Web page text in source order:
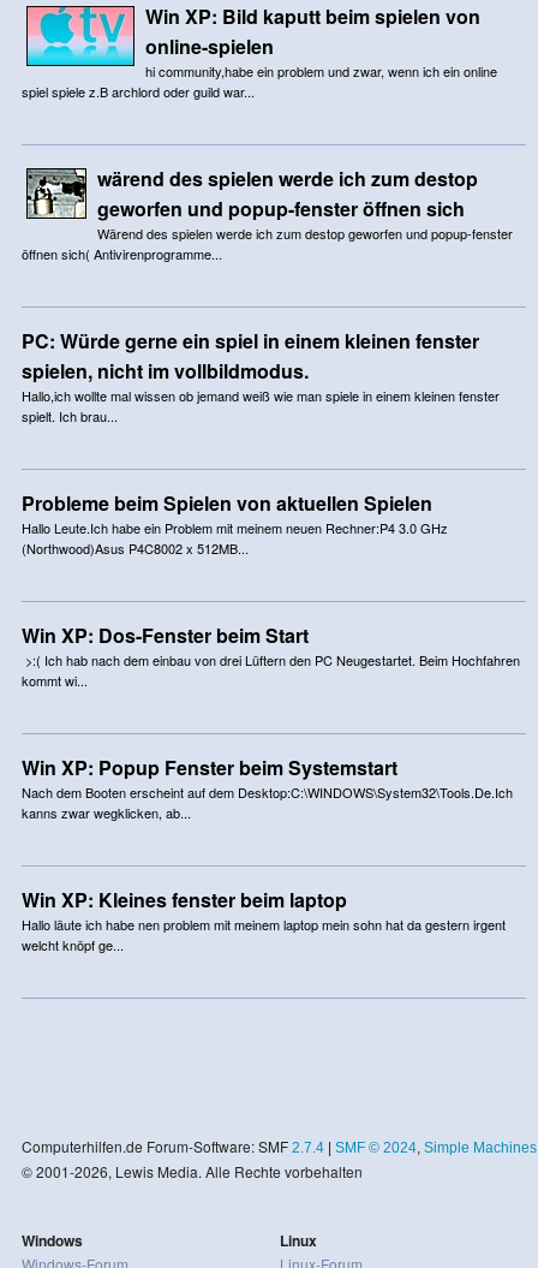
Win XP: Bild kaputt beim spielen von
online-spielen
hi community,habe ein problem und zwar, wenn ich ein online
spiel spiele z.B archlord oder guild war...
wärend des spielen werde ich zum destop
geworfen und popup-fenster öffnen sich
Wärend des spielen werde ich zum destop geworfen und popup-fenster
öffnen sich( Antivirenprogramme...
PC: Würde gerne ein spiel in einem kleinen fenster
spielen, nicht im vollbildmodus.
Hallo,ich wollte mal wissen ob jemand weiß wie man spiele in einem kleinen fenster
spielt. Ich brau...
Probleme beim Spielen von aktuellen Spielen
Hallo Leute.Ich habe ein Problem mit meinem neuen Rechner:P4 3.0 GHz
(Northwood)Asus P4C8002 x 512MB...
Win XP: Dos-Fenster beim Start
>:( Ich hab nach dem einbau von drei Lüftern den PC Neugestartet. Beim Hochfahren
kommt wi...
Win XP: Popup Fenster beim Systemstart
Nach dem Booten erscheint auf dem Desktop:C:\WINDOWS\System32\Tools.De.Ich
kanns zwar wegklicken, ab...
Win XP: Kleines fenster beim laptop
Hallo läute ich habe nen problem mit meinem laptop mein sohn hat da gestern irgent
welcht knöpf ge...
Computerhilfen.de Forum-Software: SMF 2.7.4| SMF © 2024, Simple Machines
© 2001-2026, Lewis Media. Alle Rechte vorbehalten
Windows
Windows-Forum
Linux
Linux-Forum